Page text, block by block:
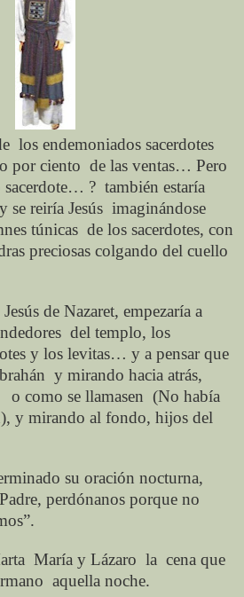
los endemoniados sacerdotes
por ciento de las ventas… Pero
sacerdote… ? también estaría
se reiría Jesús imaginándose
túnicas de los sacerdotes, con
preciosas colgando del cuello
de Nazaret, empezaría a
del templo, los
y los levitas… y a pensar que
y mirando hacia atrás,
o como se llamasen (No había
y mirando al fondo, hijos del
su oración nocturna,
perdónanos porque no
María y Lázaro la cena que
aquella noche.